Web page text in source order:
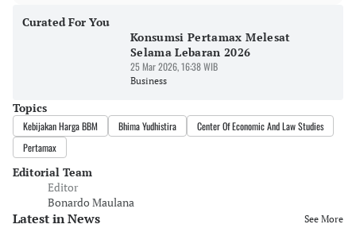
Curated For You
Konsumsi Pertamax Melesat
Selama Lebaran 2026
25 Mar 2026, 16:38 WIB
Business
Topics
Kebijakan Harga BBM Bhima Yudhistira
Center Of Economic And Law Studies
Pertamax
Editorial Team
Editor
Bonardo Maulana
Latest in News See More